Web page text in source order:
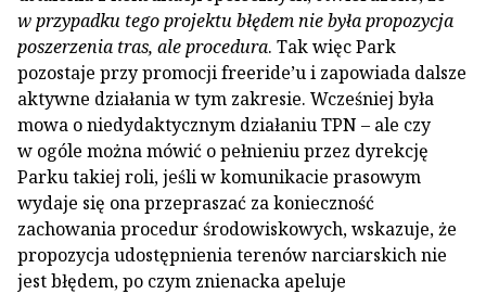
w przypadku tego projektu błędem nie była propozycja
poszerzenia tras, ale procedura. Tak więc Park
pozostaje przy promocji freeride’u i zapowiada dalsze
aktywne działania w tym zakresie. Wcześniej była
mowa o niedydaktycznym działaniu TPN – ale czy
w ogóle można mówić o pełnieniu przez dyrekcję
Parku takiej roli, jeśli w komunikacie prasowym
wydaje się ona przepraszać za konieczność
zachowania procedur środowiskowych, wskazuje, że
propozycja udostępnienia terenów narciarskich nie
jest błędem, po czym znienacka apeluje